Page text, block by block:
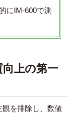
にIM-600で測
上の第一
観を排除し、数値